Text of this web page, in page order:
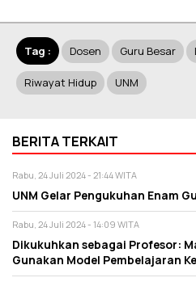
Tag : Dosen Guru Besar
Riwayat Hidup UNM
BERITA TERKAIT
Rabu, 24 Juli 2024 - 21:44 WITA
UNM Gelar Pengukuhan Enam
Rabu, 24 Juli 2024 - 14:09 WITA
Dikukuhkan sebagai Profesor:
Gunakan Model Pembelajaran